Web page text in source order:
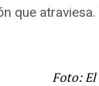
que
Foto: El